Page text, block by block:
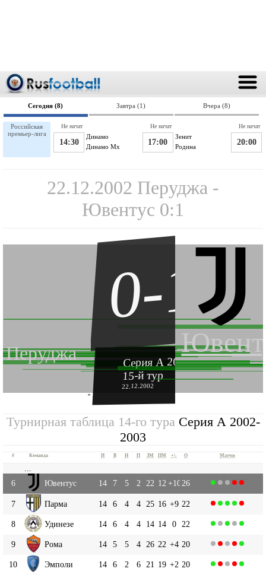
Сегодня (8) Завтра (1) Вчера (8)
Российская
премьер-лига
Динамо
14:30 Динамо Мх
Не начат
Зенит
17:00 Родина
Не начат
20:00
Не начат
22.12.2002 Перуджа -
Ювентус 0:1
Перуджа
0-1
Серия А 2002-2003
15-й тур
22.12.2002
''
Турнирная таблица 14-го тура Серия А 2002-
2003
# Команда И В Н П ЗМ ПМ +|- О Матчи
6
Ювентус 14 7 5 2 22 12 +10 26
7 Парма 14 6 4 4 25 16 +9 22
8 Удинезе 14 6 4 4 14 14 0 22
9 Рома 14 5 5 4 26 22 +4 20
10 Эмполи 14 6 2 6 21 19 +2 20